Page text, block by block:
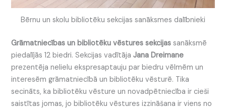
Bērnu un skolu bibliotēku sekcijas sanāksmes dalībnieki
Grāmatniecības un bibliotēku vēstures sekcijas sanāksmē
piedalījās 12 biedri. Sekcijas vadītājaJana Dreimane
prezentēja nelielu ekspresaptauju par biedru vēlmēm un
interesēm grāmatniecībā un bibliotēku vēsturē. Tika
secināts, ka bibliotēku vēsture un novadpētniecība ir cieši
saistītas jomas, jo bibliotēku vēstures izzināšana ir viens no